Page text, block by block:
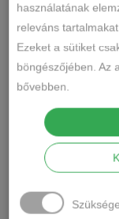
Félkosaras-
Szivacsos
Melltartó
mennyiség
SKU
Márka:
használatának
releváns
Ezeket a sütiket
böngészőjében. Az
bővebben.